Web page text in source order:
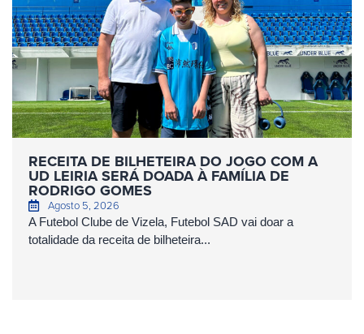
RECEITA DE BILHETEIRA DO JOGO COM A
UD LEIRIA SERÁ DOADA À FAMÍLIA DE
RODRIGO GOMES
Agosto 5, 2026
A Futebol Clube de Vizela, Futebol SAD vai doar a
totalidade da receita de bilheteira...